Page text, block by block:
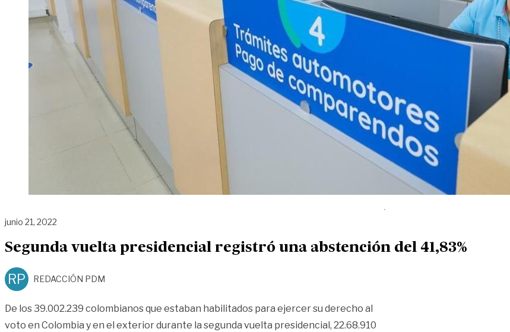
junio 21, 2022
Segunda vuelta presidencial registró una abstención del 41,83%
RP REDACCIÓN PDM
De los 39.002.239 colombianos que estaban habilitados para ejercer su derecho al
voto en Colombia y en el exterior durante la segunda vuelta presidencial, 22.68.910